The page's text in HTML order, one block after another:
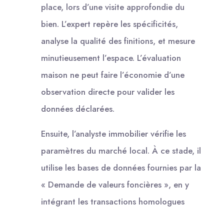
place, lors d’une visite approfondie du
bien. L’expert repère les spécificités,
analyse la qualité des finitions, et mesure
minutieusement l’espace. L’évaluation
maison ne peut faire l’économie d’une
observation directe pour valider les
données déclarées.
Ensuite, l’analyste immobilier vérifie les
paramètres du marché local. À ce stade, il
utilise les bases de données fournies par la
« Demande de valeurs foncières », en y
intégrant les transactions homologues